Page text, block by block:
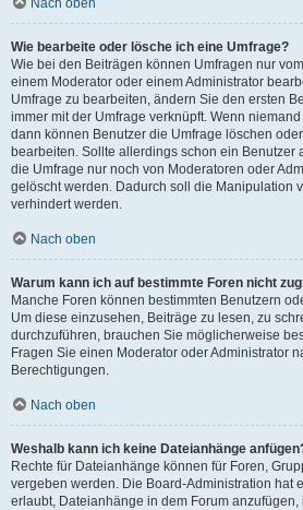
Nach oben
Wie bearbeite oder lösche ich eine Umfrage?
Wie bei den Beiträgen können Umfragen nur
einem Moderator oder einem Administrator
Umfrage zu bearbeiten, ändern Sie den ersten
immer mit der Umfrage verknüpft. Wenn
dann können Benutzer die Umfrage löschen
bearbeiten. Sollte allerdings schon ein Benutzer
die Umfrage nur noch von Moderatoren oder
gelöscht werden. Dadurch soll die Manipulation
verhindert werden.
Nach oben
Warum kann ich auf bestimmte Foren nicht
Manche Foren können bestimmten Benutzern
Um diese einzusehen, Beiträge zu lesen, zu
durchzuführen, brauchen Sie möglicherweise
Fragen Sie einen Moderator oder Administrator
Berechtigungen.
Nach oben
Weshalb kann ich keine Dateianhänge
Rechte für Dateianhänge können für Foren,
vergeben werden. Die Board-Administration hat
erlaubt, Dateianhänge in dem Forum anzufügen,